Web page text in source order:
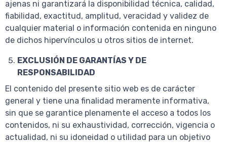
ajenas ni garantizará la disponibilidad técnica, calidad,
fiabilidad, exactitud, amplitud, veracidad y validez de
cualquier material o información contenida en ninguno
de dichos hipervínculos u otros sitios de internet.
EXCLUSIÓN DE GARANTÍAS Y DE
RESPONSABILIDAD
El contenido del presente sitio web es de carácter
general y tiene una finalidad meramente informativa,
sin que se garantice plenamente el acceso a todos los
contenidos, ni su exhaustividad, corrección, vigencia o
actualidad, ni su idoneidad o utilidad para un objetivo